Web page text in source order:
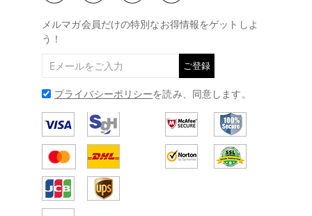
メルマガ会員だけの特別なお得情報をゲットしよ
う！
ご登録
プライバシーポリシーを読み、同意します。